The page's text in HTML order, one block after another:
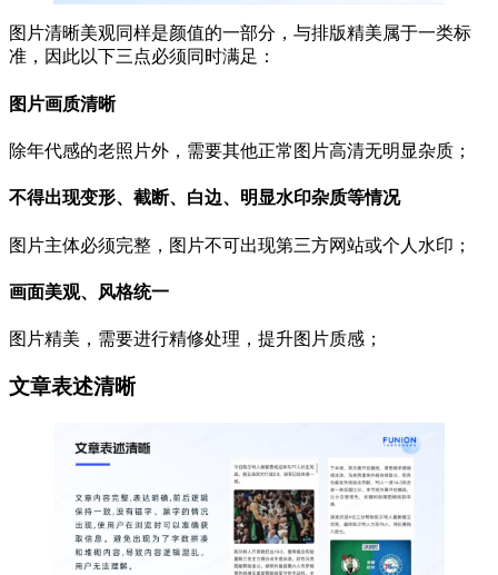
图片清晰美观同样是颜值的一部分，与排版精美属于一类标
准，因此以下三点必须同时满足：
图片画质清晰
除年代感的老照片外，需要其他正常图片高清无明显杂质；
不得出现变形、截断、白边、明显水印杂质等情况
图片主体必须完整，图片不可出现第三方网站或个人水印；
画面美观、风格统一
图片精美，需要进行精修处理，提升图片质感；
文章表述清晰